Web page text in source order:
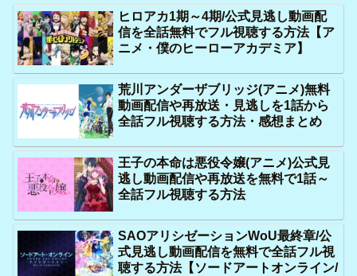
ヒロアカ1期～4期/公式見逃し動画配
信を全話無料でフル視聴する方法【ア
ニメ・僕のヒーローアカデミア】
荒川アンダーザブリッジ(アニメ)無料
動画配信や再放送・見逃しを1話から
全話フル視聴する方法・感想まとめ
王子の本命は悪役令嬢(アニメ)公式見
逃し動画配信や再放送を無料で1話～
全話フル視聴する方法
SAOアリシゼーションWoU最終章/公
式見逃し動画配信を無料で全話フル視
聴する方法【ソードアートオンライン/